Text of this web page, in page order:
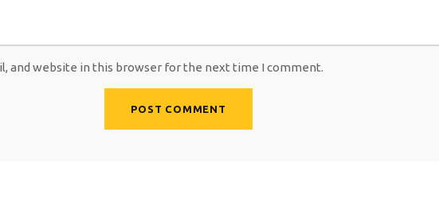
and website in this browser for the next time I comment.